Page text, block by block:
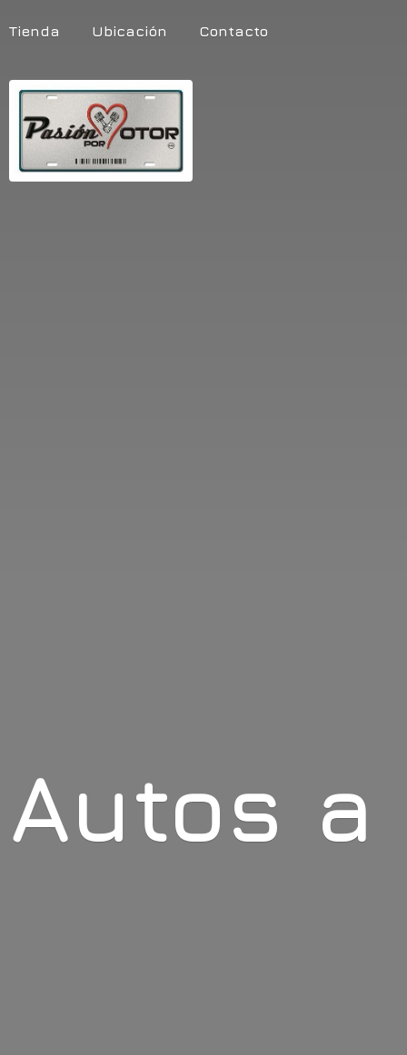
Tienda Ubicación Contacto
Autos a